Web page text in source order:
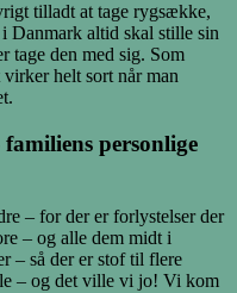
tilladt at tage rygsække,
Danmark altid skal stille sin
tage den med sig. Som
helt sort når man
personlige
– for der er forlystelser der
– og alle dem midt i
– så der er stof til flere
– og det ville vi jo! Vi kom